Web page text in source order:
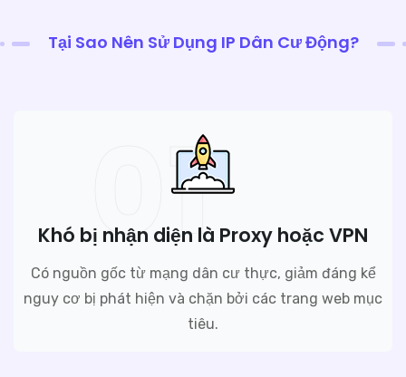
Tại Sao Nên Sử Dụng IP Dân Cư Động?
01
Khó bị nhận diện là Proxy hoặc VPN
Có nguồn gốc từ mạng dân cư thực, giảm đáng kể
nguy cơ bị phát hiện và chặn bởi các trang web mục
tiêu.